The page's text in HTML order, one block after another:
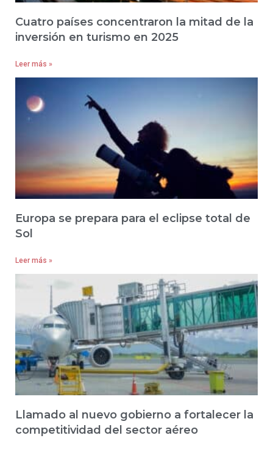
Cuatro países concentraron la mitad de la
inversión en turismo en 2025
Leer más »
Europa se prepara para el eclipse total de
Sol
Leer más »
Llamado al nuevo gobierno a fortalecer la
competitividad del sector aéreo